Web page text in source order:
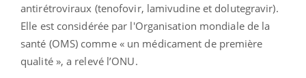
antirétroviraux (tenofovir, lamivudine et dolutegravir).
Elle est considérée par l'Organisation mondiale de la
santé (OMS) comme « un médicament de première
qualité », a relevé l’ONU.